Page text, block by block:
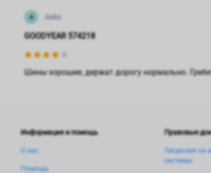
A Aleks
GOODYEAR 574218
Шины хорошие, держат дорогу нормально.
Информация и помощь
О нас
Помощь
Правовые
Лицензия на
системы